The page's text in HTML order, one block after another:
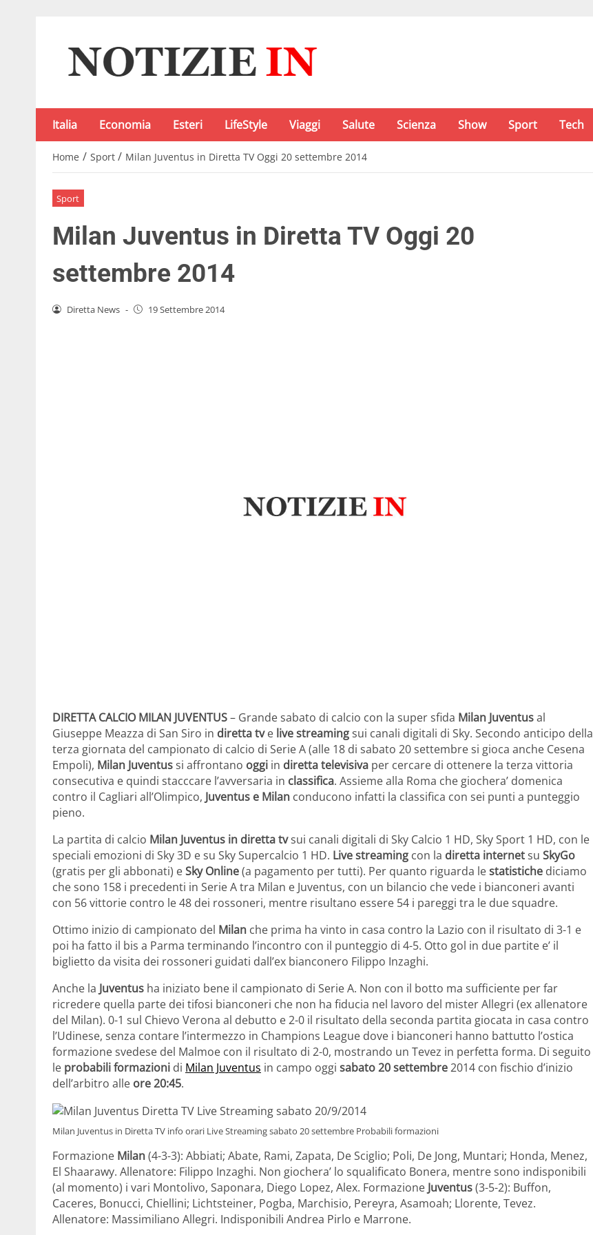
Italia Economia Esteri LifeStyle Viaggi Salute Scienza Show Sport Tech
Home / Sport / Milan Juventus in Diretta TV Oggi 20 settembre 2014
Sport
Milan Juventus in Diretta TV Oggi 20
settembre 2014
Diretta News - 19 Settembre 2014
DIRETTA CALCIO MILAN JUVENTUS– Grande sabato di calcio con la super sfida Milan Juventusal
Giuseppe Meazza di San Siro in diretta tve live streamingsui canali digitali di Sky. Secondo anticipo della
terza giornata del campionato di calcio di Serie A (alle 18 di sabato 20 settembre si gioca anche Cesena
Empoli), Milan Juventussi affrontano oggi in diretta televisiva per cercare di ottenere la terza vittoria
consecutiva e quindi stacccare l’avversaria in classifica. Assieme alla Roma che giochera’ domenica
contro il Cagliari all’Olimpico, Juventus e Milan conducono infatti la classifica con sei punti a punteggio
pieno.
La partita di calcio Milan Juventus in diretta tvsui canali digitali di Sky Calcio 1 HD, Sky Sport 1 HD, con le
speciali emozioni di Sky 3D e su Sky Supercalcio 1 HD. Live streaming con la diretta internetsu SkyGo
(gratis per gli abbonati) eSky Online(a pagamento per tutti). Per quanto riguarda lestatistiche diciamo
che sono 158 i precedenti in Serie A tra Milan e Juventus, con un bilancio che vede i bianconeri avanti
con 56 vittorie contro le 48 dei rossoneri, mentre risultano essere 54 i pareggi tra le due squadre.
Ottimo inizio di campionato del Milan che prima ha vinto in casa contro la Lazio con il risultato di 3-1 e
poi ha fatto il bis a Parma terminando l’incontro con il punteggio di 4-5. Otto gol in due partite e’ il
biglietto da visita dei rossoneri guidati dall’ex bianconero Filippo Inzaghi.
Anche la Juventus ha iniziato bene il campionato di Serie A. Non con il botto ma sufficiente per far
ricredere quella parte dei tifosi bianconeri che non ha fiducia nel lavoro del mister Allegri (ex allenatore
del Milan). 0-1 sul Chievo Verona al debutto e 2-0 il risultato della seconda partita giocata in casa contro
l’Udinese, senza contare l’intermezzo in Champions League dove i bianconeri hanno battutto l’ostica
formazione svedese del Malmoe con il risultato di 2-0, mostrando un Tevez in perfetta forma. Di seguito
le probabili formazioni di Milan Juventus in campo oggi sabato 20 settembre2014 con fischio d’inizio
dell’arbitro alle ore 20:45.
Milan Juventus in Diretta TV info orari Live Streaming sabato 20 settembre Probabili formazioni
Formazione Milan(4-3-3): Abbiati; Abate, Rami, Zapata, De Sciglio; Poli, De Jong, Muntari; Honda, Menez,
El Shaarawy. Allenatore: Filippo Inzaghi. Non giochera’ lo squalificato Bonera, mentre sono indisponibili
(al momento) i vari Montolivo, Saponara, Diego Lopez, Alex. Formazione Juventus(3-5-2): Buffon,
Caceres, Bonucci, Chiellini; Lichtsteiner, Pogba, Marchisio, Pereyra, Asamoah; Llorente, Tevez.
Allenatore: Massimiliano Allegri. Indisponibili Andrea Pirlo e Marrone.